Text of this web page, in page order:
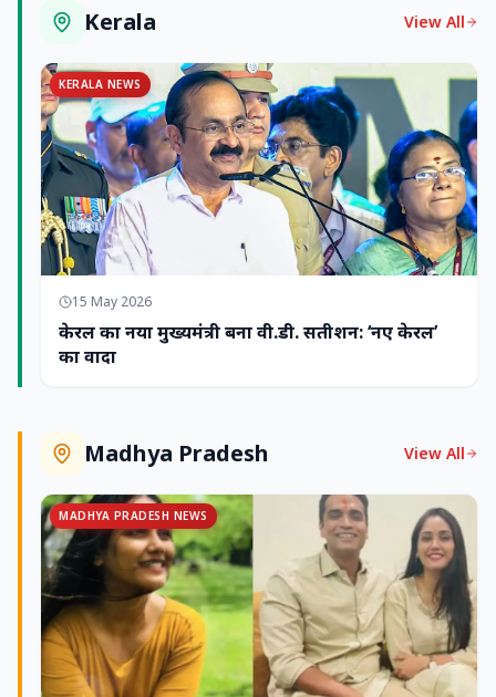
Kerala View All
KERALA NEWS
15 May 2026
केरल का नया मुख्यमंत्री बना वी.डी. सतीशन: ‘नए केरल’
का वादा
Madhya Pradesh View All
MADHYA PRADESH NEWS